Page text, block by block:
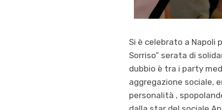
Si è celebrato a Napoli
Sorriso” serata di
dubbio è tra i party
aggregazione sociale,
personalità ,